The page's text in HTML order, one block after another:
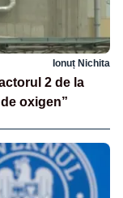
Ionuț Nichita
2 de la
oxigen”